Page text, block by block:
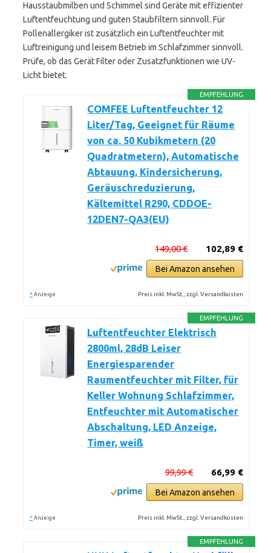
Hausstaubmilben und Schimmel sind Geräte mit effizienter
Luftentfeuchtung und guten Staubfiltern sinnvoll. Für
Pollenallergiker ist zusätzlich ein Luftentfeuchter mit
Luftreinigung und leisem Betrieb im Schlafzimmer sinnvoll.
Prüfe, ob das Gerät Filter oder Zusatzfunktionen wie UV-
Licht bietet.
EMPFEHLUNG
COMFEE Luftentfeuchter 12
Liter/Tag, Geeignet für Räume
von ca. 50 Kubikmetern (20
Quadratmetern), Automatische
Abtauung, Kindersicherung,
Geräuschreduzierung,
Kältemittel R290, CDDOE-
12DEN7-QA3(EU)
102,89 €
149,00 €
Bei Amazon ansehen
* Anzeige Preis inkl. MwSt., zzgl. Versandkosten
EMPFEHLUNG
Luftentfeuchter Elektrisch
2800ml, 28dB Leiser
Energiesparender
Raumentfeuchter mit Filter, für
Keller Wohnung Schlafzimmer,
Entfeuchter mit Automatischer
Abschaltung, LED Anzeige,
Timer, weiß
66,99 €
99,99 €
Bei Amazon ansehen
* Anzeige Preis inkl. MwSt., zzgl. Versandkosten
EMPFEHLUNG